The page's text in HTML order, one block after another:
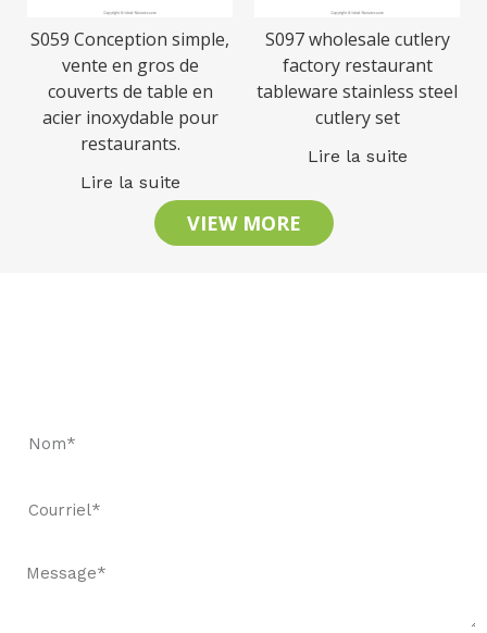
S059 Conception simple,
vente en gros de
couverts de table en
acier inoxydable pour
restaurants.
Lire la suite
S097 wholesale cutlery
factory restaurant
tableware stainless steel
cutlery set
Lire la suite
VIEW MORE